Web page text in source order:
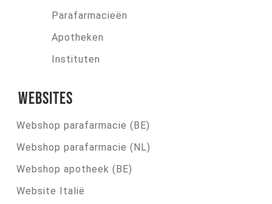
Parafarmacieën
Apotheken
Instituten
Websites
Webshop parafarmacie (BE)
Webshop parafarmacie (NL)
Webshop apotheek (BE)
Website Italië